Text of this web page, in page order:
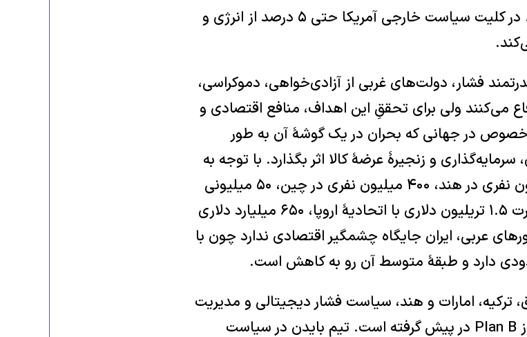
می‌توانند جایگاه استراتژیک ایفا کنند. در کلیت سیاست خارجی آمریکا حتی ۵ درصد از انرژی و
فشار، دولت‌های غربی از آزادی‌خواهی، دموکراسی،
می‌کنند ولی برای تحققِ این اهداف، منافع اقتصادی و
خصوص در جهانی که بحران در یک گوشۀ آن به طور
و زنجیرۀ عرضۀ کالا اثر بگذارد. با توجه به
بازار مصرفی طبقۀ متوسط ۳۰۰ میلیون نفری در هند، ۴۰۰ میلیون نفری در چین، ۵۰ میلیونی
در نیجریه، ۵۰ میلیونی در برزیل، تجارت ۱.۵ تریلیون دلاری با اتحادیۀ اروپا، ۶۵۰ میلیارد دلاری
با کشورهای عربی، ایران جایگاه چشمگیر اقتصادی ندارد چون با
دارد و طبقۀ متوسط آن رو به کاهش است.
ترکیه، امارات و هند، سیاست فشار دیجیتالی و مدیریت
سخت‌تر تحریم‌ها را به عنوان بخشی از Plan B در پیش گرفته است. تیم بایدن در سیاست